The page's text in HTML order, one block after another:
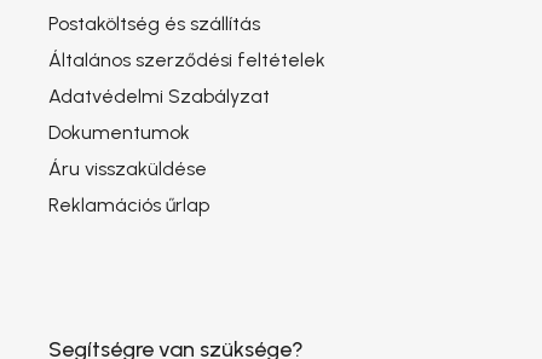
Postaköltség és szállítás
Általános szerződési feltételek
Adatvédelmi Szabályzat
Dokumentumok
Áru visszaküldése
Reklamációs űrlap
Segítségre van szüksége?